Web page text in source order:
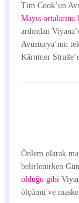
Tim Cook’un
Mayıs ortalarına
ardından
Avusturya’nın
Kärntner
Önlem olarak
belirlenirken
olduğu gibi
ölçümü ve